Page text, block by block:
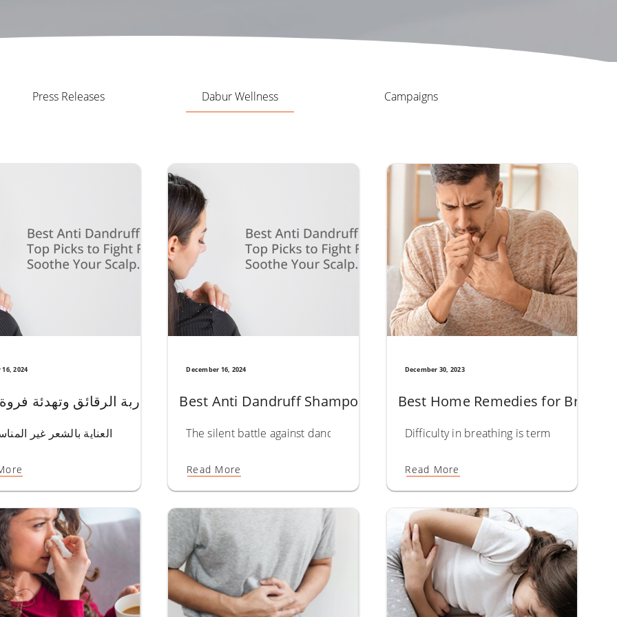
Press Releases Dabur Wellness Campaigns
Benefits for Healthier, Thicker Hair
oil for hair growth stands out as a tried-and-true favorite. This golden elixir, extracted from the seeds of the
2024
أفضل شامبو مضاد للقشرة: أفضل اللقطات لمحاربة الرقائق وتهدئة فروة رأسك.
December 16, 2024
Best Anti Dandruff Shampoo: Top Picks to Fight Flakes and Soothe
The silent battle against dandruff happening on your scalp is more complex than it
Read More
December 30, 2023
Best Home Remedies for
Difficulty in breathing is termed as
Read More